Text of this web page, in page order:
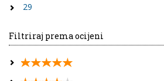
29
Filtriraj prema ocijeni